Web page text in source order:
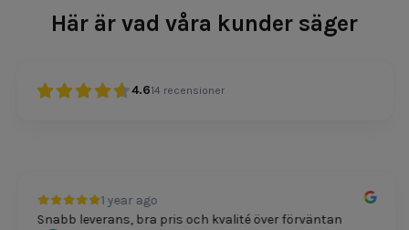
Här är vad våra kunder säger
4.614 recensioner
1 year ago
Snabb leverans, bra pris och kvalité över förväntan